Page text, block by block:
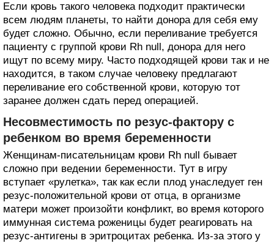
Если кровь такого человека подходит практически
всем людям планеты, то найти донора для себя ему
будет сложно. Обычно, если переливание требуется
пациенту с группой крови Rh null, донора для него
ищут по всему миру. Часто подходящей крови так и не
находится, в таком случае человеку предлагают
переливание его собственной крови, которую тот
заранее должен сдать перед операцией.
Несовместимость по резус-фактору с
ребенком во время беременности
Женщинам-писательницам крови Rh null бывает
сложно при ведении беременности. Тут в игру
вступает «рулетка», так как если плод унаследует ген
резус-положительной крови от отца, в организме
матери может произойти конфликт, во время которого
иммунная система роженицы будет реагировать на
резус-антигены в эритроцитах ребенка. Из-за этого у